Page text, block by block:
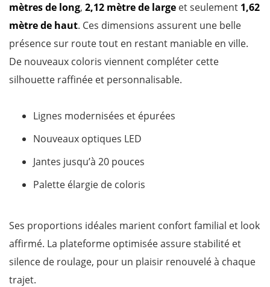
mètres de long, 2,12 mètre de large et seulement 1,62
mètre de haut. Ces dimensions assurent une belle
présence sur route tout en restant maniable en ville.
De nouveaux coloris viennent compléter cette
silhouette raffinée et personnalisable.
Lignes modernisées et épurées
Nouveaux optiques LED
Jantes jusqu’à 20 pouces
Palette élargie de coloris
Ses proportions idéales marient confort familial et look
affirmé. La plateforme optimisée assure stabilité et
silence de roulage, pour un plaisir renouvelé à chaque
trajet.